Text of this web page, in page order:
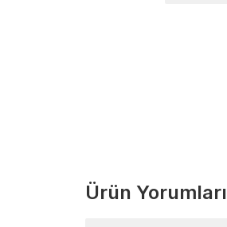
Ürün Yorumları